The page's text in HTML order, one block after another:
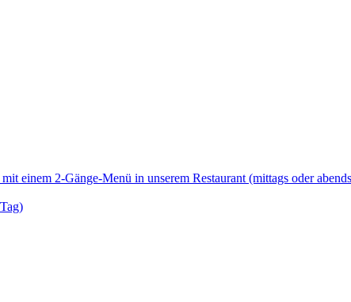
einem 2-Gänge-Menü in unserem Restaurant (mittags oder